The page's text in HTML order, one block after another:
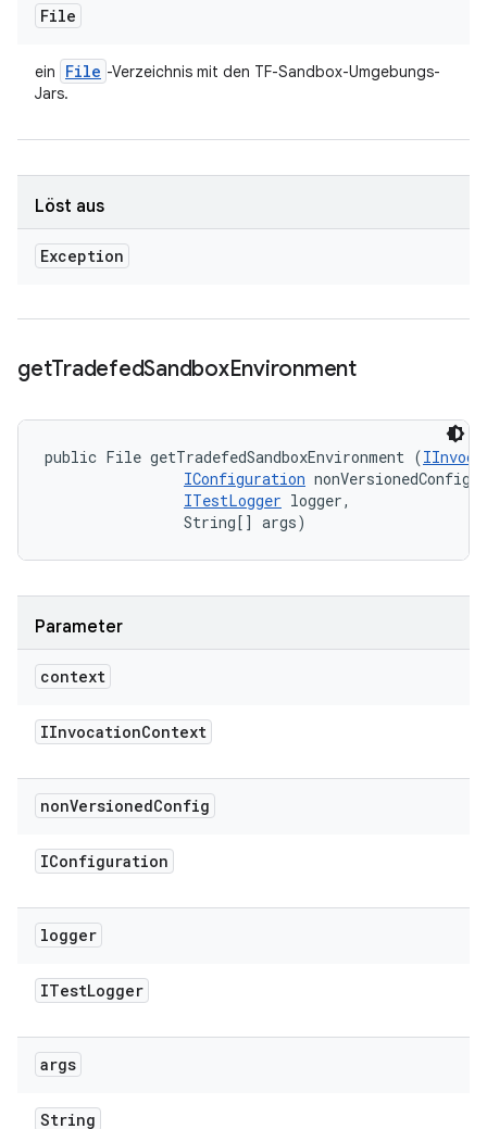
File
ein File -Verzeichnis mit den TF-Sandbox-Umgebungs-
Jars.
Löst aus
Exception
getTradefedSandboxEnvironment
public File getTradefedSandboxEnvironment (
IConfiguration nonVersionedConfig,
ITestLogger logger,
                String[] args)
Parameter
context
IInvocationContext
nonVersionedConfig
IConfiguration
logger
ITestLogger
args
String